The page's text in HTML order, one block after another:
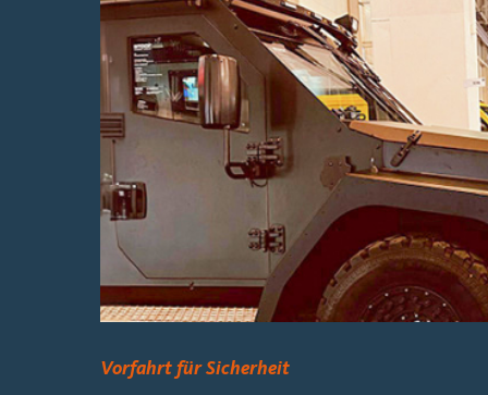
Vorfahrt für Sicherheit